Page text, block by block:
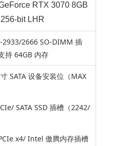
RTX 3070 8GB
bit LHR
2933/2666 SO-DIMM 插
持 64GB 内存
SATA 设备安装位（MAX
SATA SSD 插槽（2242/
x4/ Intel 傲腾内存插槽